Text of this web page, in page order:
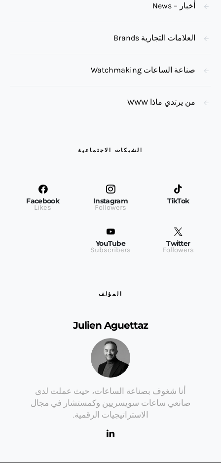
أخبار – News
العلامات التجارية Brands
صناعة الساعات Watchmaking
من يرتدي ماذا WWW
الشبكات الاجتماعية
TikTok
Instagram
Followers
Facebook
Likes
Twitter
Followers
YouTube
Subscribers
المؤلف
Julien Aguettaz
أنا شغوف بصناعة الساعات، حيث عملت لدى
صانعي ساعات سويسريين وكمستشار في مجال
الاستراتيجيات الرقمية.